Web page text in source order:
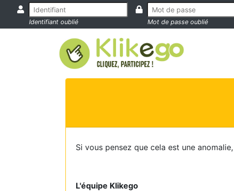
Identifiant oublié Mot de passe oublié
Si vous pensez que cela est une
L'équipe Klikego